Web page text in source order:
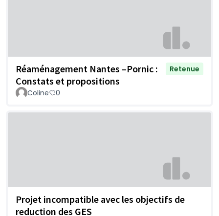
Réaménagement Nantes –Pornic :
Constats et propositions
Retenue
Coline 0
Projet incompatible avec les objectifs de
reduction des GES